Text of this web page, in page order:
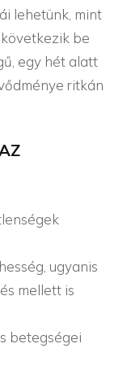
lehetünk, mint
be
egy hét alatt
ritkán
ugyanis
mellett is
betegségei